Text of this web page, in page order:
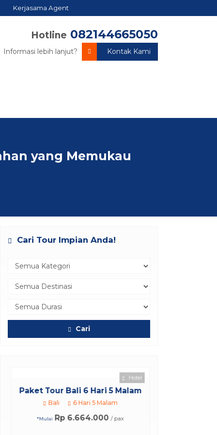
Kerjasama Agent
Hotline 082144665050
Informasi lebih lanjut? Kontak Kami
yang Memukau
Cari Tour Impian Anda!
Cari
Paket Tour Bali 6 Hari 5 Malam
Bali 6 Hari 5 Malam
*Mulai Rp 6.664.000 / pax
Hotel